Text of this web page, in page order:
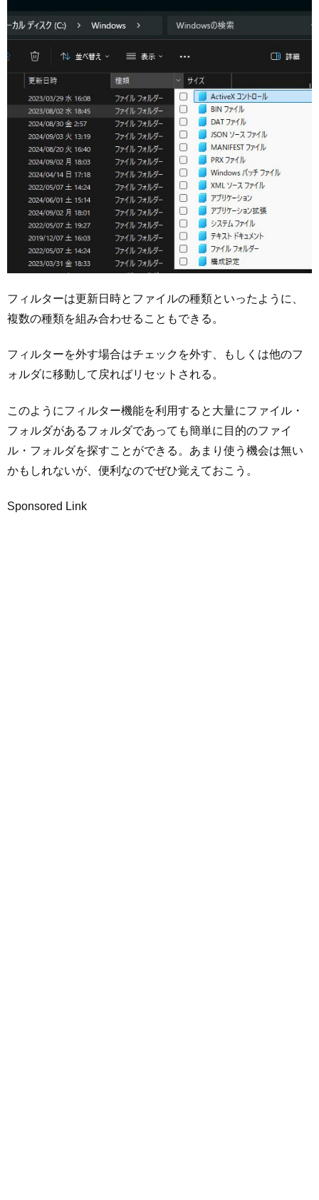
フィルターは更新日時とファイルの種類といったように、
複数の種類を組み合わせることもできる。
フィルターを外す場合はチェックを外す、もしくは他のフ
ォルダに移動して戻ればリセットされる。
このようにフィルター機能を利用すると大量にファイル・
フォルダがあるフォルダであっても簡単に目的のファイ
ル・フォルダを探すことができる。あまり使う機会は無い
かもしれないが、便利なのでぜひ覚えておこう。
Sponsored Link